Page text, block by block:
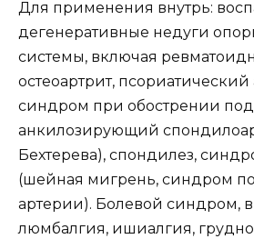
Для применения внутрь:
дегенеративные недуги
системы, включая
остеоартрит, псориатический
синдром при обострении
анкилозирующий
Бехтерева), спондилез,
(шейная мигрень, синдром
артерии). Болевой синдром,
люмбалгия, ишиалгия,